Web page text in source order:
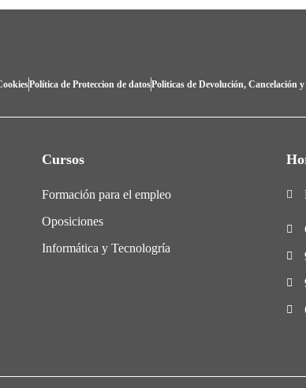
Política de Proteccion de datosPoliticas de Devolución, Cancelación
Cursos
Formación para el empleo
Oposiciones
Informática y Tecnologría